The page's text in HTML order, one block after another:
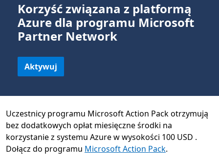
Korzyść związana z platformą
Azure dla programu Microsoft
Partner Network
Aktywuj
Uczestnicy programu Microsoft Action Pack otrzymują
bez dodatkowych opłat miesięczne środki na
korzystanie z systemu Azure w wysokości 100 USD .
Dołącz do programu Microsoft Action Pack.